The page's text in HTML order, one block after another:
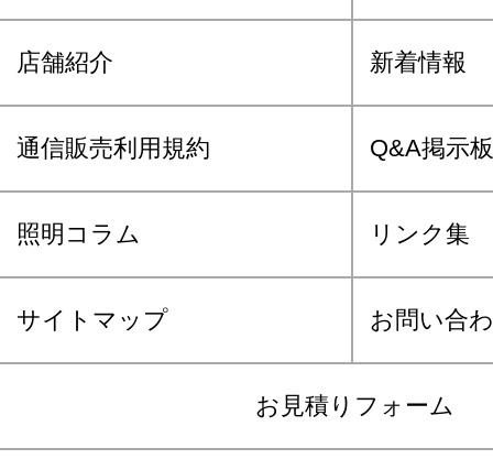
店舗紹介 新着情報
通信販売利用規約 Q&A掲示板
照明コラム リンク集
サイトマップ お問い合
お見積りフォーム